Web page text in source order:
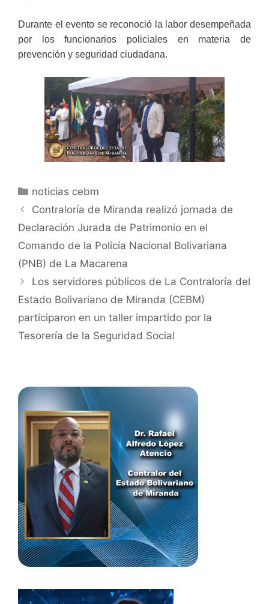
Durante el evento se reconoció la labor desempeñada
por los funcionarios policiales en materia de
prevención y seguridad ciudadana.
noticias cebm
Contraloría de Miranda realizó jornada de
Declaración Jurada de Patrimonio en el
Comando de la Policía Nacional Bolivariana
(PNB) de La Macarena
Los servidores públicos de La Contraloría del
Estado Bolivariano de Miranda (CEBM)
participaron en un taller impartido por la
Tesorería de la Seguridad Social